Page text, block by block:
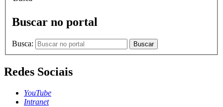
Buscar no portal
Busca: Buscar
Redes Sociais
YouTube
Intranet